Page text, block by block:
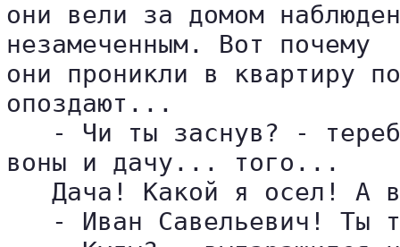
они вели за домом
незамеченным. Вот почему
они проникли в квартиру
опоздают...
- Чи ты заснув? -
воны и дачу... того...
Дача! Какой я осел! А
- Иван Савельевич! Ты